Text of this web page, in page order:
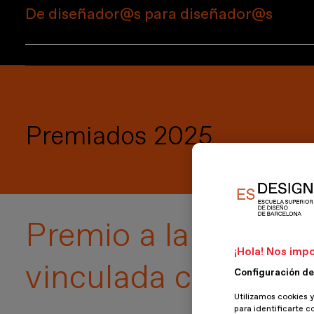
De diseñador@s para diseñador@s
los retos y oportunidades del sector. Su mirada experta y
Premiados 2025
Premio a la iniciativa
vinculada con
¡Hola! Nos
Configuración
Utilizamos cookies
para identificarte